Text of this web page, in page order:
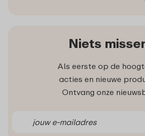
Niets
Als eerste op de
acties en nieuwe
Ontvang onze